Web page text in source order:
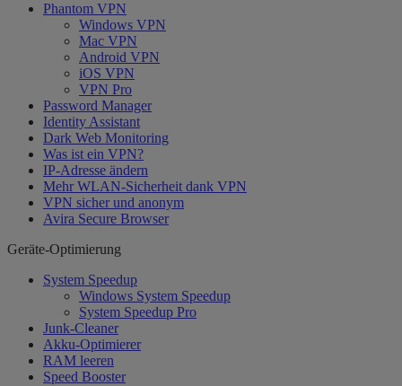
Phantom VPN
Windows VPN
Mac VPN
Android VPN
iOS VPN
VPN Pro
Password Manager
Identity Assistant
Dark Web Monitoring
Was ist ein VPN?
IP-Adresse ändern
Mehr WLAN-Sicherheit dank VPN
VPN sicher und anonym
Avira Secure Browser
Geräte-Optimierung
System Speedup
Windows System Speedup
System Speedup Pro
Junk-Cleaner
Akku-Optimierer
RAM leeren
Speed Booster